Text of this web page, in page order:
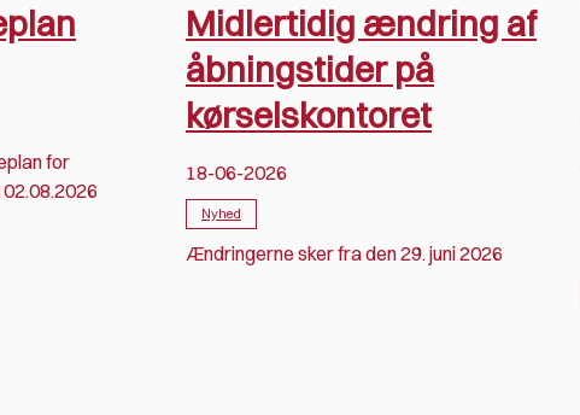
for
Midlertidig ændring af
åbningstider på
kørselskontoret
18-06-2026
Nyhed
Ændringerne sker fra den 29. juni 2026